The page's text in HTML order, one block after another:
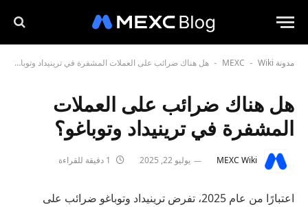
مدونة MEXC - Wiki
- هل هناك ضرائب على العملات المشفرة في ترينيداد وتوباغو؟
هل هناك ضرائب على العملات
المشفرة في ترينيداد وتوباغو؟
MEXC Wiki يوليو 22, 2025
اعتبارًا من عام 2025، تفرض ترينيداد وتوباغو ضرائب على